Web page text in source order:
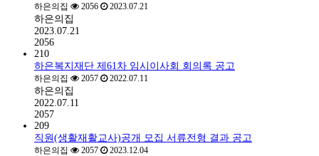
하은의집 2056 2023.07.21
하은의집
2023.07.21
2056
210
하은복지재단 제61차 임시이사회 회의록 공고
하은의집 2057 2022.07.11
하은의집
2022.07.11
2057
209
직원(생활재활교사)공개 모집 서류전형 결과 공고
하은의집 2057 2023.12.04